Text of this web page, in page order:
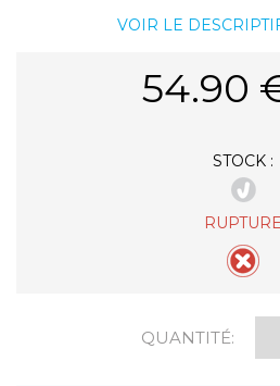
VOIR LE
54.90
STOCK :
RUPTURE
QUANTITÉ: